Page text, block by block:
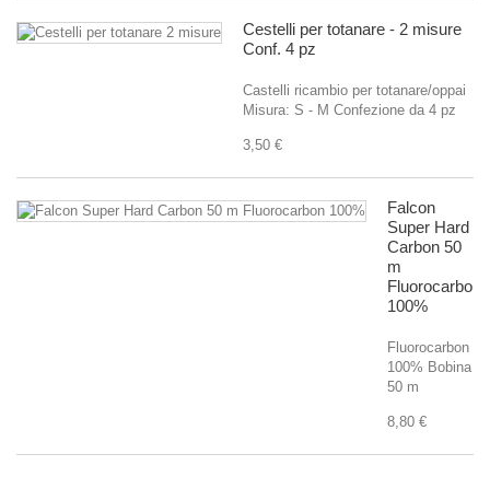
Cestelli per totanare - 2 misure
Conf. 4 pz
Castelli ricambio per totanare/oppai
Misura: S - M Confezione da 4 pz
3,50 €
Falcon
Super Hard
Carbon 50
m
Fluorocarbon
100%
Fluorocarbon
100% Bobina
50 m
8,80 €